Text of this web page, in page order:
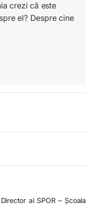
crezi că este
el? Despre cine
al SPOR – Școala